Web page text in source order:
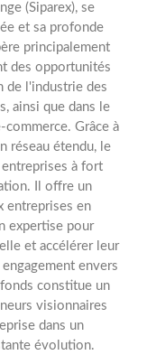
(Siparex), se
et sa profonde
principalement
des opportunités
de l'industrie des
ainsi que dans le
Grâce à
réseau étendu, le
à fort
Il offre un
entreprises en
expertise pour
et accélérer leur
envers
constitue un
visionnaires
dans un
évolution.